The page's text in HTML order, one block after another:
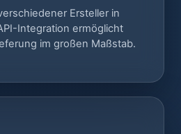
Ersteller in
Integration ermöglicht
im großen Maßstab.